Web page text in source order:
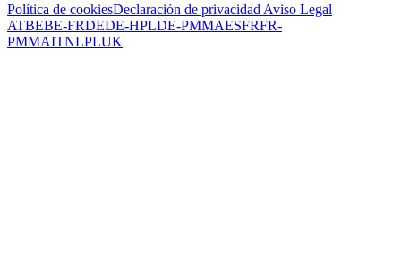
Política de cookiesDeclaración de privacidad Aviso Legal
ATBEBE-FRDEDE-HPLDE-PMMAESFRFR-
PMMAITNLPLUK